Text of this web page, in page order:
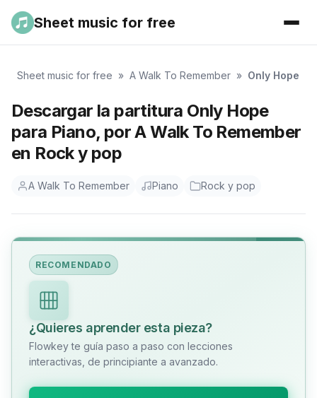
Sheet music for free
Sheet music for free » A Walk To Remember » Only Hope
Descargar la partitura Only Hope
para Piano, por A Walk To Remember
en Rock y pop
A Walk To Remember Piano Rock y pop
RECOMENDADO
¿Quieres aprender esta pieza?
Flowkey te guía paso a paso con lecciones
interactivas, de principiante a avanzado.